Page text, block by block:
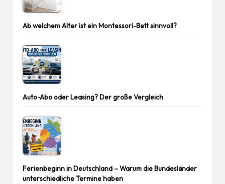
Ab welchem Alter ist ein Montessori-Bett sinnvoll?
Auto-Abo oder Leasing? Der große Vergleich
Ferienbeginn in Deutschland – Warum die Bundesländer
unterschiedliche Termine haben